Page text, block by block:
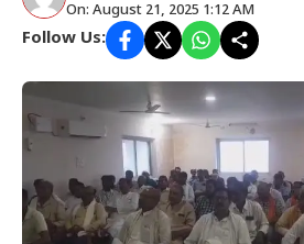
On: August 21, 2025 1:12 AM
Follow Us: